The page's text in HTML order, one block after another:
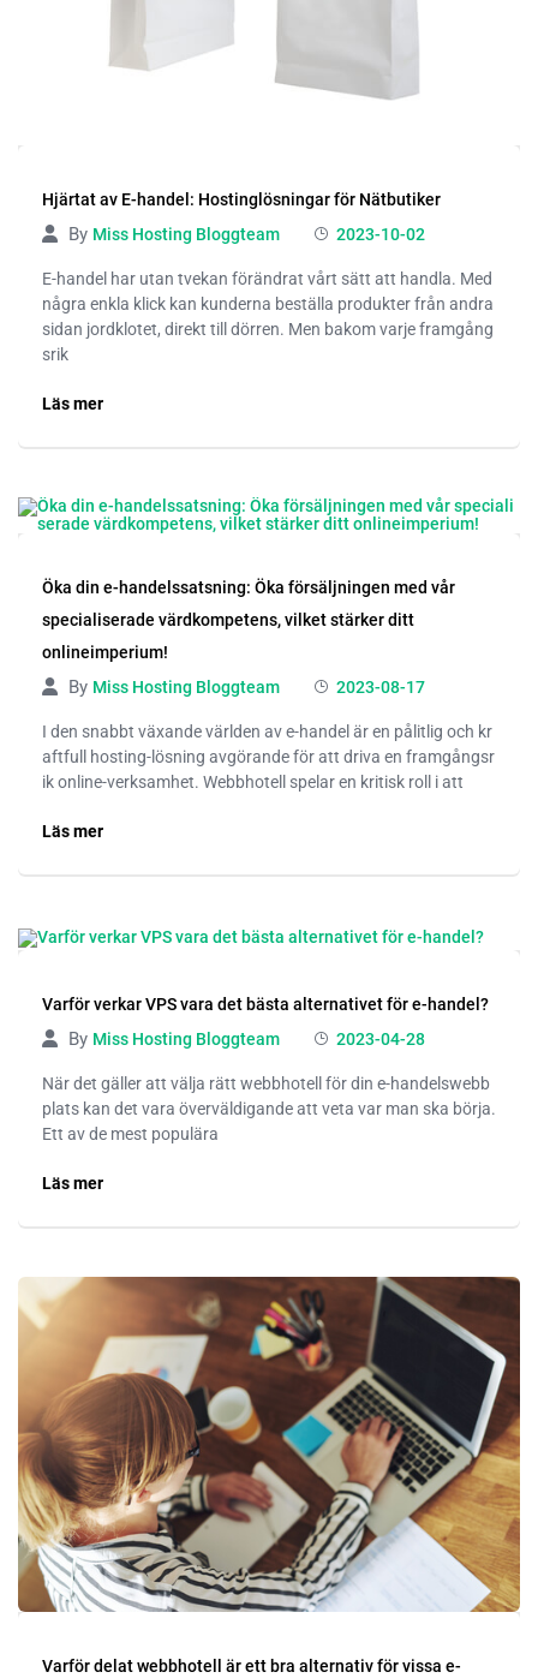
Hjärtat av E-handel: Hostinglösningar för Nätbutiker
By Miss Hosting Bloggteam 2023-10-02
E-handel har utan tvekan förändrat vårt sätt att handla. Med
några enkla klick kan kunderna beställa produkter från andra
sidan jordklotet, direkt till dörren. Men bakom varje framgång
srik
Läs mer
Öka din e-handelssatsning: Öka försäljningen med vår
specialiserade värdkompetens, vilket stärker ditt
onlineimperium!
By Miss Hosting Bloggteam 2023-08-17
I den snabbt växande världen av e-handel är en pålitlig och kr
aftfull hosting-lösning avgörande för att driva en framgångsr
ik online-verksamhet. Webbhotell spelar en kritisk roll i att
Läs mer
Varför verkar VPS vara det bästa alternativet för e-handel?
By Miss Hosting Bloggteam 2023-04-28
När det gäller att välja rätt webbhotell för din e-handelswebb
plats kan det vara överväldigande att veta var man ska börja.
Ett av de mest populära
Läs mer
Varför delat webbhotell är ett bra alternativ för vissa e-